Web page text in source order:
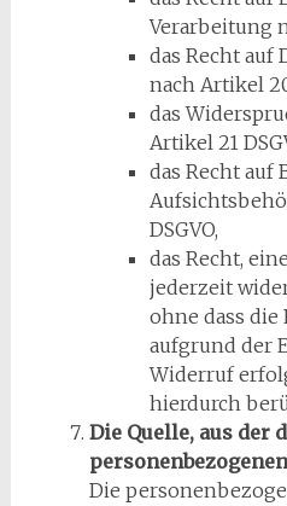
Verarbeitung
das Recht auf
nach Artikel
das
Artikel 21
das Recht auf
DSGVO,
das Recht,
jederzeit
ohne dass
aufgrund der
Widerruf
hierdurch
Die Quelle, aus der
Die